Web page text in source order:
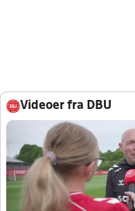
Videoer fra DBU